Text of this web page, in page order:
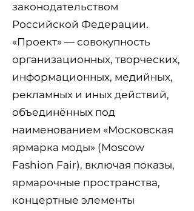
законодательством
Российской Федерации.
«Проект» — совокупность
организационных, творческих,
информационных, медийных,
рекламных и иных действий,
объединённых под
наименованием «Московская
ярмарка моды» (Moscow
Fashion Fair), включая показы,
ярмарочные пространства,
концертные элементы